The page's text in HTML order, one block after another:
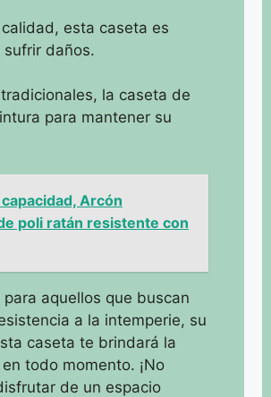
esta caseta es
daños.
la caseta de
para mantener su
Arcón
poli ratán resistente con
aquellos que buscan
a la intemperie, su
caseta te brindará la
todo momento. ¡No
de un espacio